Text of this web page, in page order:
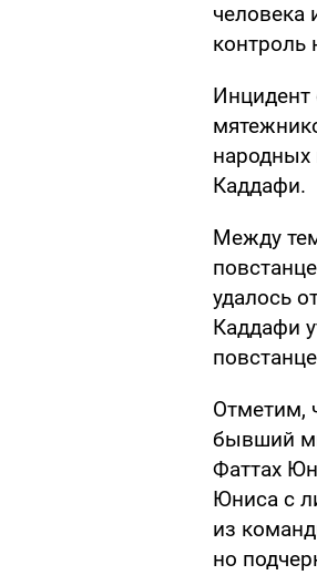
человека
контроль
Инцидент
Каддафи.
Между
удалось
Каддафи
Отметим,
бывший
Фаттах
Юниса с
из
но